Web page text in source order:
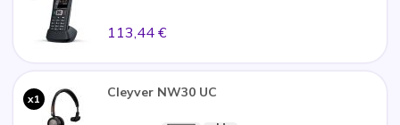
113,44 €
x1 Cleyver NW30 UC